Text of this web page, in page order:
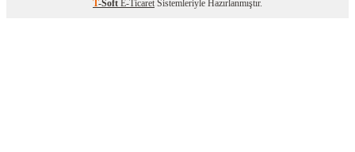
T-Soft E-Ticaret Sistemleriyle Hazırlanmıştır.